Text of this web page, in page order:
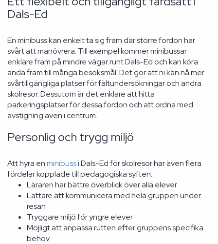
Dals-Ed
En minibuss kan enkelt ta sig fram där större fordon har
svårt att manövrera. Till exempel kommer minibussar
enklare fram på mindre vägar runt Dals-Ed och kan köra
ända fram till många besöksmål. Det gör att ni kan nå mer
svårtillgängliga platser för fältundersökningar och andra
skolresor. Dessutom är det enklare att hitta
parkeringsplatser för dessa fordon och att ordna med
avstigning även i centrum.
Personlig och trygg miljö
Att hyra enminibussi Dals-Ed för skolresor har även flera
fördelar kopplade till pedagogiska syften:
Läraren har bättre överblick över alla elever
Lättare att kommunicera med hela gruppen under
resan
Tryggare miljö för yngre elever
Möjligt att anpassa rutten efter gruppens specifika
behov